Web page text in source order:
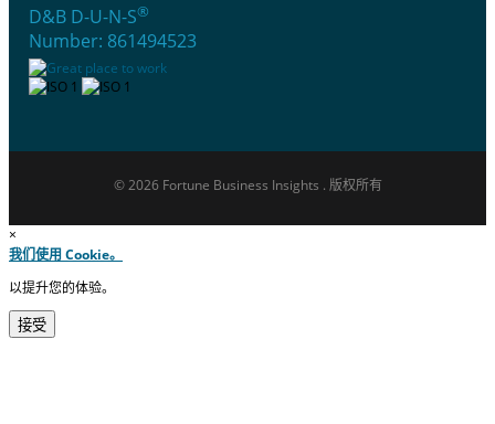
D&B D-U-N-S®
Number: 861494523
© 2026 Fortune Business Insights . 版权所有
×
我们使用 Cookie。
以提升您的体验。
接受